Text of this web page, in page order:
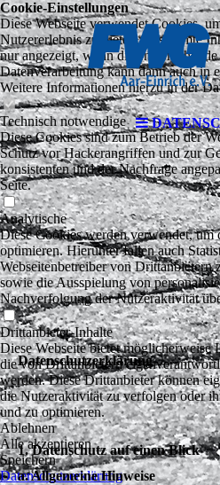
Daten­­schutz­­erklärung
1. Datenschutz auf einen Blick
a. Allgemeine Hinweise
Cookie-Einstellungen
Diese Webseite verwendet Cookies,
Nutzererlebnis zu bieten. Bestimmte
nur angezeigt, wenn die
Datenverarbeitung kann dann auch in
Weitere Informationen hierzu in der
Technisch notwendige
Diese Cookies sind zum Betrieb der
Schutz vor Hackerangriffen und zur
konsistenten und der Nachfrage
Seite.
Analytische
Diese Cookies werden verwendet, um
optimieren. Hierunter fallen auch
Webseitenbetreiber von Drittanbietern
sowie die Ausspielung von
Nachverfolgung der Nutzeraktivität
Drittanbieter-Inhalte
Diese Webseite bietet möglicherweise
die von Drittanbietern
werden. Diese Drittanbieter können
die Nutzeraktivität zu verfolgen oder
und zu optimieren.
Ablehnen
Alle akzeptieren
Speichern
Datenschutzerklärung